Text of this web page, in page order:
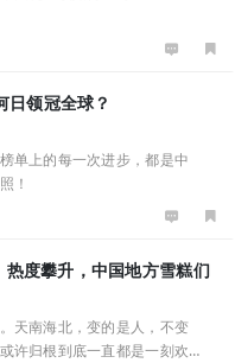
领冠全球？
单上的每一次进步，都是中
！
度攀升，中国地方雪糕们
天南海北，变的是人，不变
许归根到底一直都是一刻欢